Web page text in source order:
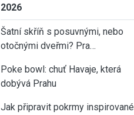
2026
Šatní skříň s posuvnými, nebo
otočnými dveřmi? Pra…
Poke bowl: chuť Havaje, která
dobývá Prahu
Jak připravit pokrmy inspirované